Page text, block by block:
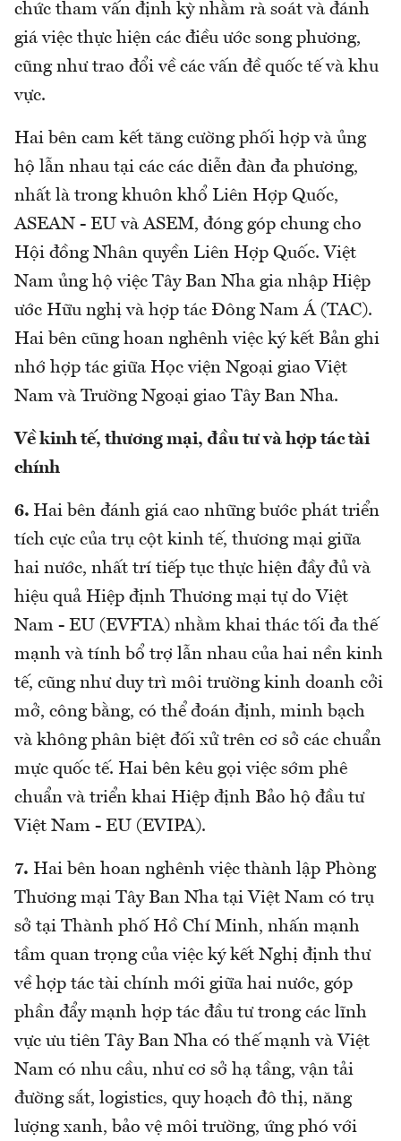
chức tham vấn định kỳ nhằm rà soát và đánh
giá việc thực hiện các điều ước song phương,
cũng như trao đổi về các vấn đề quốc tế và khu
vực.
Hai bên cam kết tăng cường phối hợp và ủng
hộ lẫn nhau tại các các diễn đàn đa phương,
nhất là trong khuôn khổ Liên Hợp Quốc,
ASEAN - EU và ASEM, đóng góp chung cho
Hội đồng Nhân quyền Liên Hợp Quốc. Việt
Nam ủng hộ việc Tây Ban Nha gia nhập Hiệp
ước Hữu nghị và hợp tác Đông Nam Á (TAC).
Hai bên cũng hoan nghênh việc ký kết Bản ghi
nhớ hợp tác giữa Học viện Ngoại giao Việt
Nam và Trường Ngoại giao Tây Ban Nha.
Về kinh tế, thương mại, đầu tư và hợp tác tài
chính
6. Hai bên đánh giá cao những bước phát triển
tích cực của trụ cột kinh tế, thương mại giữa
hai nước, nhất trí tiếp tục thực hiện đầy đủ và
hiệu quả Hiệp định Thương mại tự do Việt
Nam - EU (EVFTA) nhằm khai thác tối đa thế
mạnh và tính bổ trợ lẫn nhau của hai nền kinh
tế, cũng như duy trì môi trường kinh doanh cởi
mở, công bằng, có thể đoán định, minh bạch
và không phân biệt đối xử trên cơ sở các chuẩn
mực quốc tế. Hai bên kêu gọi việc sớm phê
chuẩn và triển khai Hiệp định Bảo hộ đầu tư
Việt Nam - EU (EVIPA).
7. Hai bên hoan nghênh việc thành lập Phòng
Thương mại Tây Ban Nha tại Việt Nam có trụ
sở tại Thành phố Hồ Chí Minh, nhấn mạnh
tầm quan trọng của việc ký kết Nghị định thư
về hợp tác tài chính mới giữa hai nước, góp
phần đẩy mạnh hợp tác đầu tư trong các lĩnh
vực ưu tiên Tây Ban Nha có thế mạnh và Việt
Nam có nhu cầu, như cơ sở hạ tầng, vận tải
đường sắt, logistics, quy hoạch đô thị, năng
lượng xanh, bảo vệ môi trường, ứng phó với